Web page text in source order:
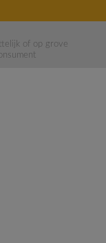
of op grove